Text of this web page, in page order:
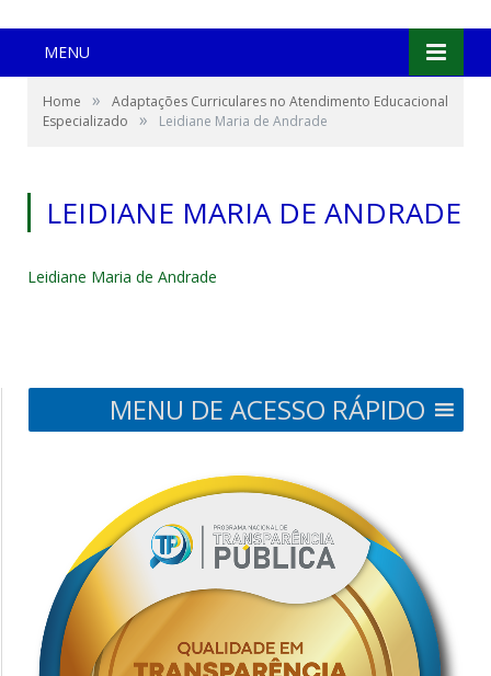
MENU
Home »
Adaptações Curriculares no Atendimento Educacional
Especializado
» Leidiane Maria de Andrade
LEIDIANE MARIA DE ANDRADE
Leidiane Maria de Andrade
MENU DE ACESSO RÁPIDO